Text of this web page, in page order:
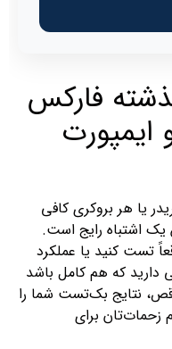
فارکس
ایمپورت
یا هر بروکری کافی
یک اشتباه رایج است.
تست کنید یا عملکرد
دارید که هم کامل باشد
نتایج بک‌تست شما را
زحمات‌تان برای